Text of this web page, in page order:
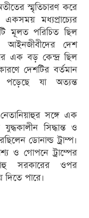
স্মৃতিচারণ করে
একসময় মধ্যপ্রাচ্যের
মূলত পরিচিত ছিল
আইনজীবীদের দেশ
এক বড় কেন্দ্র ছিল
দেশটির বর্তমান
পড়েছে যা অত্যন্ত
সঙ্গে এক
যুদ্ধকালীন সিদ্ধান্ত ও
ডোনাল্ড ট্রাম্প।
ও গোপনে ট্রাম্পের
সরকারের ওপর
পারে।